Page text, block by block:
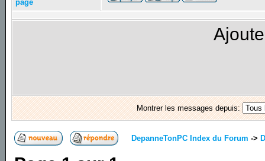
page
Montrer les messages depuis:
DepanneTonPC Index du Forum ->